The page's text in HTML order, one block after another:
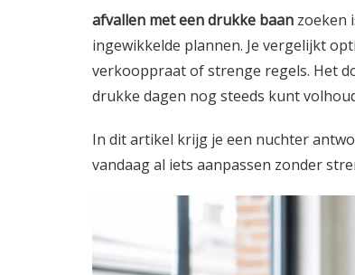
afvallen met een drukke baan zoeken
ingewikkelde plannen. Je vergelijkt
verkooppraat of strenge regels. Het
drukke dagen nog steeds kunt
In dit artikel krijg je een nuchter
vandaag al iets aanpassen zonder